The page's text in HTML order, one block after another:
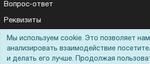
Вопрос-ответ
Реквизиты
Гарантии и возврат
Сервисный центр
Мы используем cookie. Это позволяет нам
анализировать взаимодействие
и делать его лучше. Продолжая
Для Вас доступно эксклюзивное приложение
заказе этого товара